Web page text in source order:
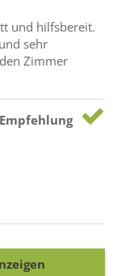
und hilfsbereit.
sehr
Zimmer
Empfehlung